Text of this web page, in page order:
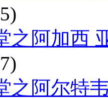
之阿加西
之阿尔特